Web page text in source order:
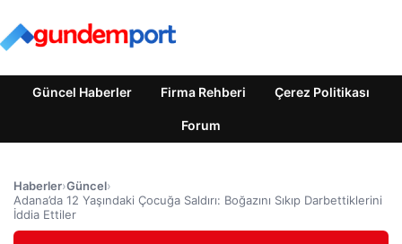
Güncel Haberler Firma Rehberi Çerez Politikası
Forum
Haberler›Güncel›
Adana’da 12 Yaşındaki Çocuğa Saldırı: Boğazını Sıkıp Darbettiklerini
İddia Ettiler